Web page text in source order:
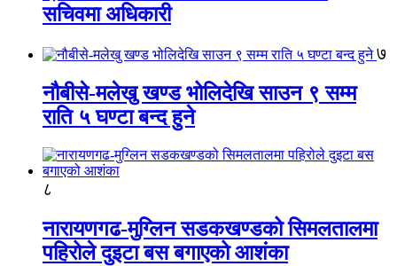
सचिवमा अधिकारी
७
नौबीसे-मलेखु खण्ड भोलिदेखि साउन ९ सम्म
राति ५ घण्टा बन्द हुने
८
नारायणगढ-मुग्लिन सडकखण्डको सिमलतालमा
पहिरोले दुइटा बस बगाएको आशंका